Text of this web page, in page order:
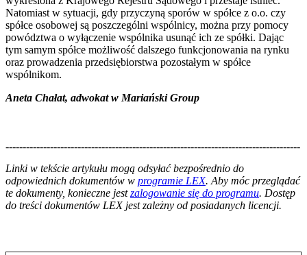
Natomiast w sytuacji, gdy przyczyną sporów w spółce z o.o. czy
spółce osobowej są poszczególni wspólnicy, można przy pomocy
powództwa o wyłączenie wspólnika usunąć ich ze spółki. Dając
tym samym spółce możliwość dalszego funkcjonowania na rynku
oraz prowadzenia przedsiębiorstwa pozostałym w spółce
wspólnikom.
Aneta Chałat, adwokat w Mariański Group
--------------------------------------------------------------------------------------
Linki w tekście artykułu mogą odsyłać bezpośrednio do
odpowiednich dokumentów w programie LEX. Aby móc przeglądać
te dokumenty, konieczne jestzalogowanie się do programu. Dostęp
do treści dokumentów LEX jest zależny od posiadanych licencji.